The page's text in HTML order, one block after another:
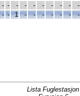
- - - - - - - - - -
- - 1 - - - - - - -
Lista Fuglestasjon